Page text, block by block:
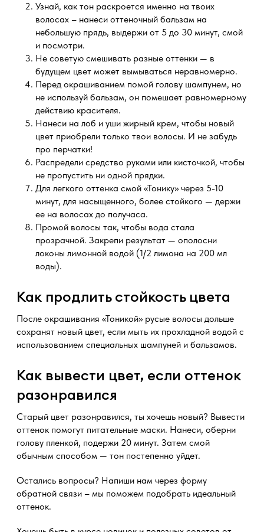
Узнай, как тон раскроется именно на твоих
волосах – нанеси оттеночный бальзам на
небольшую прядь, выдержи от 5 до 30 минут, смой
и посмотри.
Не советую смешивать разные оттенки — в
будущем цвет может вымываться неравномерно.
Перед окрашиванием помой голову шампунем, но
не используй бальзам, он помешает равномерному
действию красителя.
Нанеси на лоб и уши жирный крем, чтобы новый
цвет приобрели только твои волосы. И не забудь
про перчатки!
Распредели средство руками или кисточкой, чтобы
не пропустить ни одной прядки.
Для легкого оттенка смой «Тонику» через 5-10
минут, для насыщенного, более стойкого — держи
ее на волосах до получаса.
Промой волосы так, чтобы вода стала
прозрачной. Закрепи результат — ополосни
локоны лимонной водой (1/2 лимона на 200 мл
воды).
Как продлить стойкость цвета
После окрашивания «Тоникой» русые волосы дольше
сохранят новый цвет, если мыть их прохладной водой с
использованием специальных шампуней и бальзамов.
Как вывести цвет, если оттенок
разонравился
Старый цвет разонравился, ты хочешь новый? Вывести
оттенок помогут питательные маски. Нанеси, оберни
голову пленкой, подержи 20 минут. Затем смой
обычным способом — тон постепенно уйдет.
Остались вопросы? Напиши нам через форму
обратной связи – мы поможем подобрать идеальный
оттенок.